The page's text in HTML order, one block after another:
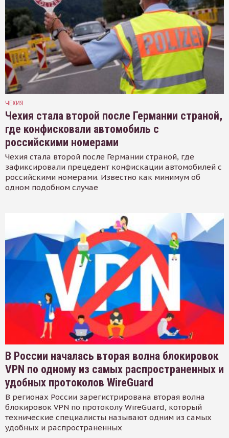
ЧЕХИЯ
Чехия стала второй после Германии страной,
где конфисковали автомобиль с
российскими номерами
Чехия стала второй после Германии страной, где
зафиксировали прецедент конфискации автомобилей с
российскими номерами. Известно как минимум об
одном подобном случае
В России началась вторая волна блокировок
VPN по одному из самых распространенных и
удобных протоколов WireGuard
В регионах России зарегистрирована вторая волна
блокировок VPN по протоколу WireGuard, который
технические специалисты называют одним из самых
удобных и распространенных